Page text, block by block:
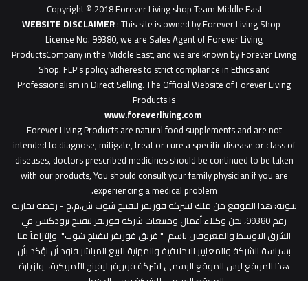
Copyright © 2018 Forever Living shop Team Middle East
WEBSITE DISCLAIMER: This site is owned by Forever Living Shop -
License No. 99380, we are Sales Agent of Forever Living
ProductsCompany in the Middle East, and we are known by Forever Living
Shop. FLP's policy adheres to strict compliance in Ethics and
Professionalism in Direct Selling. The Official Website of Forever Living
Products is
www.foreverliving.com
Forever Living Products are natural food supplements and are not
intended to diagnose, mitigate, treat or cure a specific disease or class of
diseases, doctors prescribed medicines should be continued to be taken
with our products, You should consult your family physician if you are
experiencing a medical problem.
تنـويه: هذا الموقع من ملك لشركة فوريفر ليفينج شوب ش.م.ح - رخصة تجارية
رقم 99380، نحن وكلاء أعمال ومبيعات شركة فوريفر لبفينج برودكتس في
الشرق الاوسط والمعروفين باسم " فريق فوريفر ليفينج شوب" وإلتزاماً منا
بسياسة الشركة والمعايير الاخلاقية والمهنية للبيع المباشر فنود أن نؤكد بأن
هذا الموقع ليس الموقع الرسمي لشركة فوريفر ليفينج الأمريكية، ولزيارة